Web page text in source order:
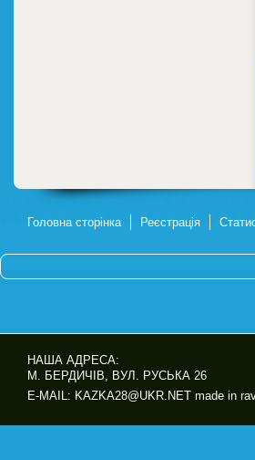
Головна сторінка Реєстрація
НАША АДРЕСА:
М. БЕРДИЧІВ, ВУЛ. РУСЬКА 26
E-MAIL: KAZKA28@UKR.NET made in